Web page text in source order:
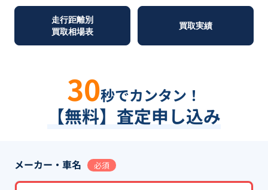
走行距離別
買取相場表
買取実績
30秒でカンタン！
【無料】査定申し込み
メーカー・車名 必須